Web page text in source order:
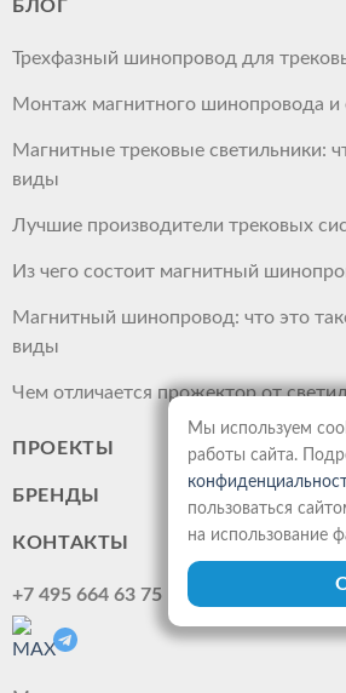
БЛОГ
Трехфазный шинопровод для
Монтаж магнитного шинопровода и
Магнитные трековые светильники:
виды
Лучшие производители трековых
Из чего состоит магнитный
Магнитный шинопровод: что это
виды
Чем отличается прожектор от
ПРОЕКТЫ
БРЕНДЫ
КОНТАКТЫ
+7 495 664 63 75
Мы используем
работы сайта.
пользоваться
на использование